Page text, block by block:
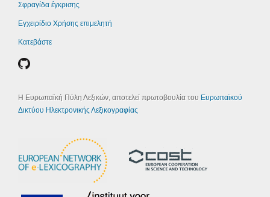
Σφραγίδα έγκρισης
Εγχειρίδιο Χρήσης επιμελητή
Κατεβάστε
Η Ευρωπαϊκή Πύλη Λεξικών, αποτελεί πρωτοβουλία του Ευρωπαϊκού
Δικτύου Ηλεκτρονικής Λεξικογραφίας